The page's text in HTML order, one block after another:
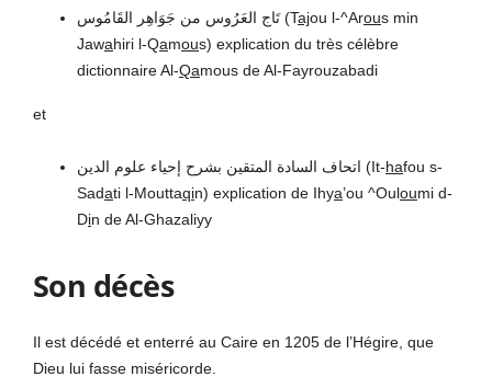
تَاج العَرُوس من جَوَاهِر القَامُوس (Tajou l-^Arous min
Jawahiri l-Qamous) explication du très célèbre
dictionnaire Al-Qamous de Al-Fayrouzabadi
et
اتحاف السادة المتقين بشرح إحياء علوم الدين (It-hafou s-
Sadati l-Mouttaqin) explication de Ihya’ou ^Ouloumi d-
Din de Al-Ghazaliyy
Son décès
Il est décédé et enterré au Caire en 1205 de l’Hégire, que
Dieu lui fasse miséricorde.